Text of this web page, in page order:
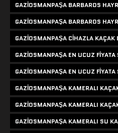
GAZIOSMANPAŞA BARBAROS
GAZIOSMANPAŞA BARBAROS
GAZIOSMANPAŞA CIHAZLA KAÇAK
GAZIOSMANPAŞA EN UCUZ
GAZIOSMANPAŞA EN UCUZ
GAZIOSMANPAŞA KAMERALI
GAZIOSMANPAŞA KAMERALI
GAZIOSMANPAŞA KAMERALI SU